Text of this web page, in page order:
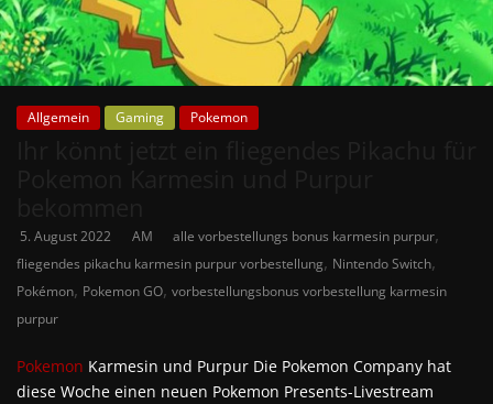
Allgemein Gaming Pokemon
5. August 2022 AM alle vorbestellungs bonus karmesin purpur,
fliegendes pikachu karmesin purpur vorbestellung, Nintendo Switch,
Pokémon, Pokemon GO, vorbestellungsbonus vorbestellung karmesin
purpur
Pokemon Karmesin und Purpur Die Pokemon Company hat
diese Woche einen neuen Pokemon Presents-Livestream